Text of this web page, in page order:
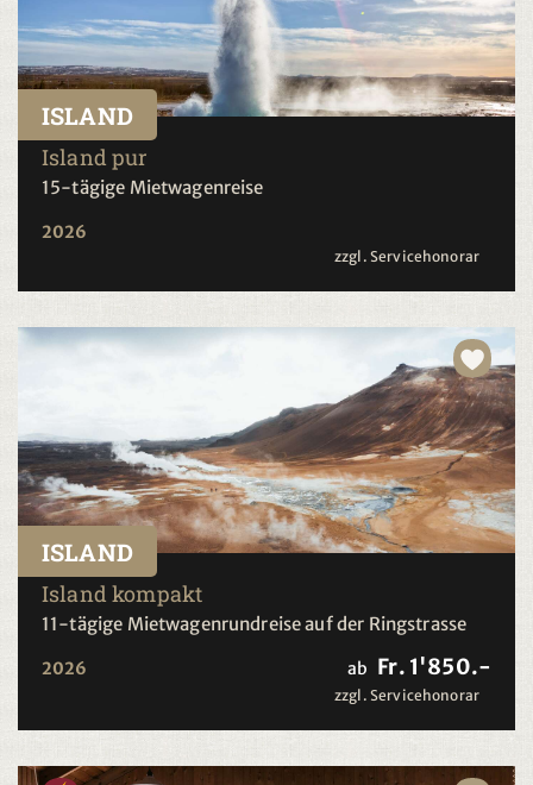
ISLAND
Island pur
15-tägige Mietwagenreise
2026
zzgl. Servicehonorar
ISLAND
Island kompakt
11-tägige Mietwagenrundreise auf der Ringstrasse
2026 ab Fr. 1'850.-
zzgl. Servicehonorar